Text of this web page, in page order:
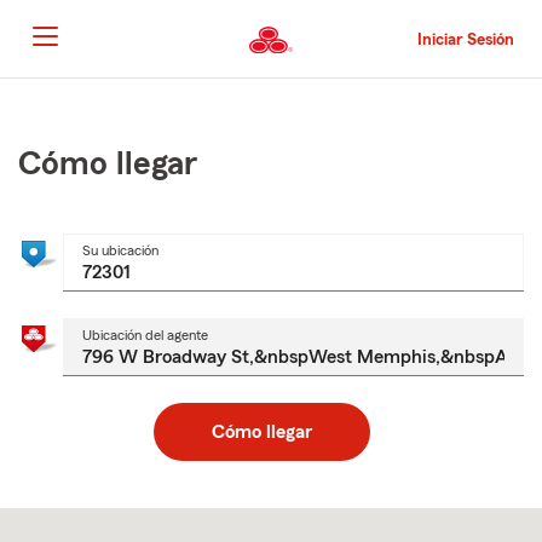
al
contenido
principal
Iniciar Sesión
principal
Cómo llegar
Su ubicación
Ubicación del agente
Cómo llegar
to